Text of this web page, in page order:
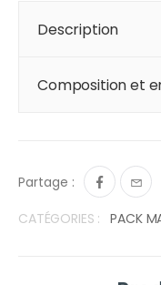
Description
Composition et
Partage :
CATÉGORIES : PACK